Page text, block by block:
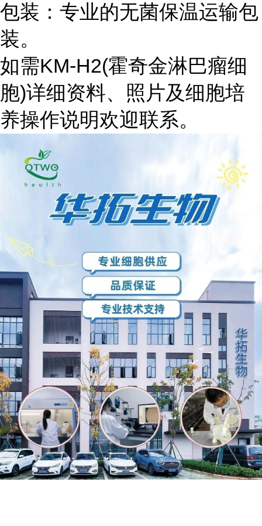
包装：专业的无菌保温运输包
装。
如需KM-H2(霍奇金淋巴瘤细
胞)详细资料、照片及细胞培
养操作说明欢迎联系。